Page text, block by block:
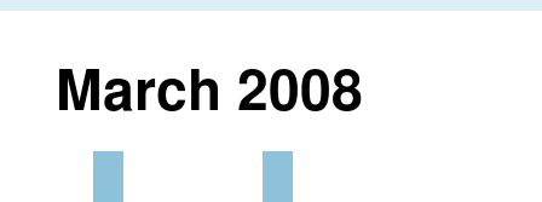
March 2008